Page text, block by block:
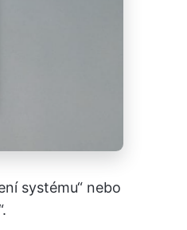
systému“ nebo